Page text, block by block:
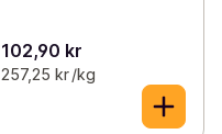
102,90 kr
257,25 kr /kg